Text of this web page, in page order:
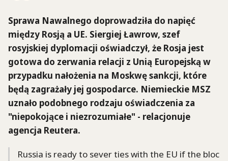
Sprawa Nawalnego doprowadziła do napięć
między Rosją a UE. Siergiej Ławrow, szef
rosyjskiej dyplomacji oświadczył, że Rosja jest
gotowa do zerwania relacji z Unią Europejską w
przypadku nałożenia na Moskwę sankcji, które
będą zagrażały jej gospodarce. Niemieckie MSZ
uznało podobnego rodzaju oświadczenia za
"niepokojące i niezrozumiałe" - relacjonuje
agencja Reutera.
Russia is ready to sever ties with the EU if the bloc